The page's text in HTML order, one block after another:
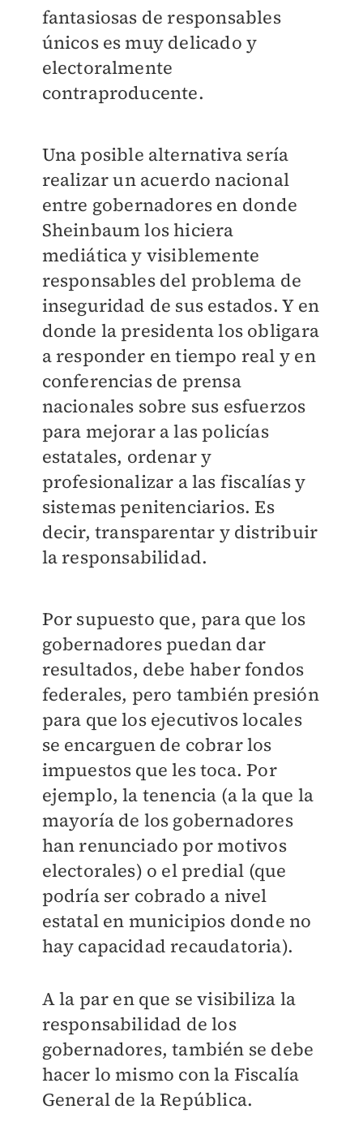
fantasiosas de responsables
únicos es muy delicado y
electoralmente
contraproducente.
Una posible alternativa sería
realizar un acuerdo nacional
entre gobernadores en donde
Sheinbaum los hiciera
mediática y visiblemente
responsables del problema de
inseguridad de sus estados. Y en
donde la presidenta los obligara
a responder en tiempo real y en
conferencias de prensa
nacionales sobre sus esfuerzos
para mejorar a las policías
estatales, ordenar y
profesionalizar a las fiscalías y
sistemas penitenciarios. Es
decir, transparentar y distribuir
la responsabilidad.
Por supuesto que, para que los
gobernadores puedan dar
resultados, debe haber fondos
federales, pero también presión
para que los ejecutivos locales
se encarguen de cobrar los
impuestos que les toca. Por
ejemplo, la tenencia (a la que la
mayoría de los gobernadores
han renunciado por motivos
electorales) o el predial (que
podría ser cobrado a nivel
estatal en municipios donde no
hay capacidad recaudatoria).
A la par en que se visibiliza la
responsabilidad de los
gobernadores, también se debe
hacer lo mismo con la Fiscalía
General de la República.